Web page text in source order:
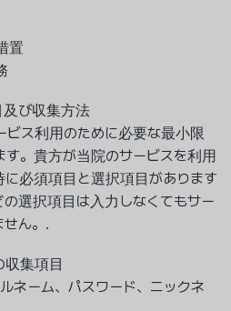
置
及び収集方法
ビス利用のために必要な最小限
。貴方が当院のサービスを利用
必須項目と選択項目があります
選択項目は入力しなくてもサー
ん。.
収集項目
ネーム、パスワード、ニックネ